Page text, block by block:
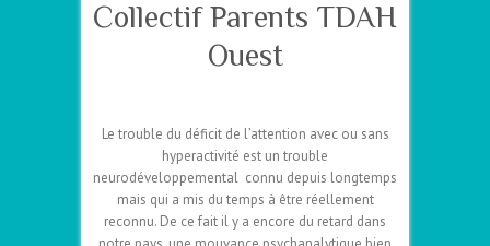
Collectif Parents TDAH
Ouest
Le trouble du déficit de l’attention avec ou sans
hyperactivité est un trouble
neurodéveloppemental connu depuis longtemps
mais qui a mis du temps à être réellement
reconnu. De ce fait il y a encore du retard dans